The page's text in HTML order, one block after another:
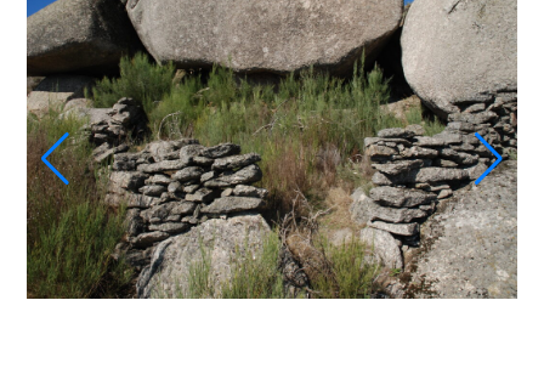
Observação de aves
Património Geológico e Mineiro
Onde comer
Onde ficar